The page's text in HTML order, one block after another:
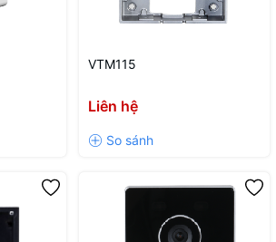
VTM115
Liên hệ